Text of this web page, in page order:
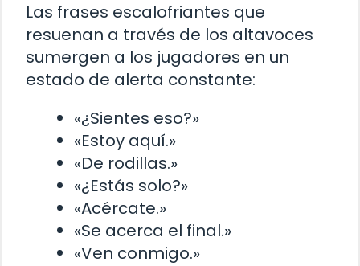
Las frases escalofriantes que
resuenan a través de los altavoces
sumergen a los jugadores en un
estado de alerta constante:
«¿Sientes eso?»
«Estoy aquí.»
«De rodillas.»
«¿Estás solo?»
«Acércate.»
«Se acerca el final.»
«Ven conmigo.»